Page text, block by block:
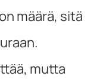
määrä, sitä
mutta